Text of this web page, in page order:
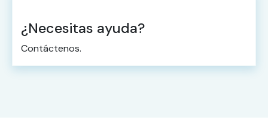
¿Necesitas ayuda?
Contáctenos.